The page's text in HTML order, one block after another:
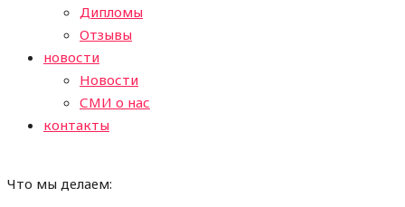
Дипломы
Отзывы
новости
Новости
СМИ о нас
контакты
Что мы делаем: